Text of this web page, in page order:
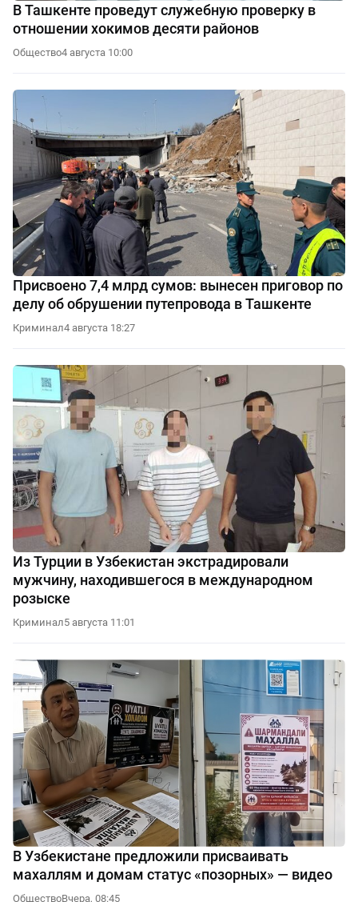
В Ташкенте проведут служебную проверку в
отношении хокимов десяти районов
Общество4 августа 10:00
Присвоено 7,4 млрд сумов: вынесен приговор по
делу об обрушении путепровода в Ташкенте
Криминал4 августа 18:27
Из Турции в Узбекистан экстрадировали
мужчину, находившегося в международном
розыске
Криминал5 августа 11:01
В Узбекистане предложили присваивать
махаллям и домам статус «позорных» — видео
ОбществоВчера, 08:45